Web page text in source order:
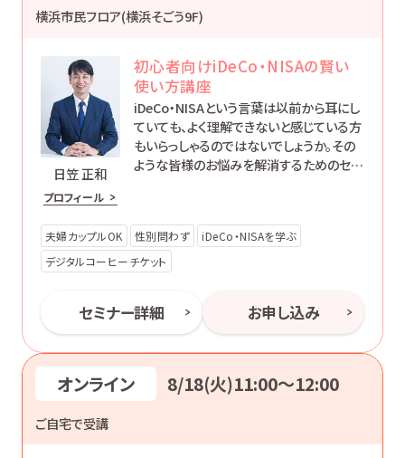
横浜市民フロア(横浜そごう9F)
日笠 正和
プロフィール
初心者向けiDeCo・NISAの賢い
使い方講座
iDeCo・NISAという言葉は以前から耳にし
ていても、よく理解できないと感じている方
もいらっしゃるのではないでしょうか。その
ような皆様のお悩みを解消するためのセミ
夫婦カップルOK 性別問わず
iDeCo・NISAを学ぶ
デジタルコーヒーチケット
セミナー詳細 お申し込み
オンライン 8/18(火)11:00〜12:00
ご自宅で受講